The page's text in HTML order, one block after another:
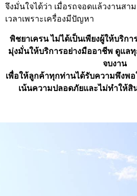
จึงมั่นใจได้ว่า เมื่อรถจอดแล้วงานสา
เวลาเพราะเครื่องมีปัญหา
พิชยาเครน ไม่ได้เป็นเพียงผู้ให้บริกา
มุ่งมั่นให้บริการอย่างมืออาชีพ ดูแล
จบงาน
เพื่อให้ลูกค้าทุกท่านได้รับความพึงพ
เน้นความปลอดภัยและไม่ทำให้สิ